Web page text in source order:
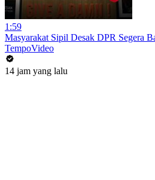
1:59
Masyarakat Sipil Desak DPR Segera
TempoVideo
14 jam yang lalu